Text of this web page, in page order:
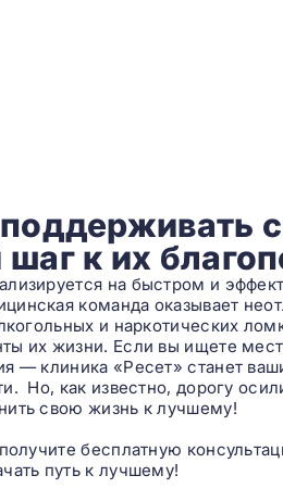
к их
на быстром и
команда оказывает
и наркотических
их жизни. Если вы ищете
— клиника «Ресет» станет
Но, как известно, дорогу
свою жизнь к лучшему!
бесплатную
путь к лучшему!